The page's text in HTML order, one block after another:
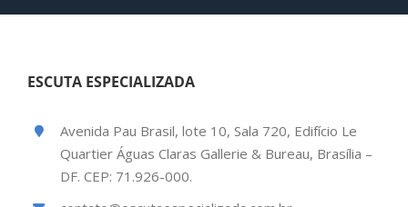
ESCUTA ESPECIALIZADA
Avenida Pau Brasil, lote 10, Sala 720, Edifício Le
Quartier Águas Claras Gallerie & Bureau, Brasília –
DF. CEP: 71.926-000.